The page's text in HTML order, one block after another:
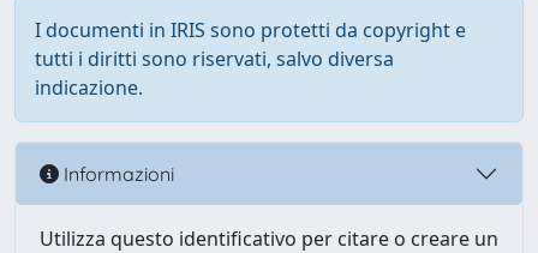
I documenti in IRIS sono protetti da copyright e
tutti i diritti sono riservati, salvo diversa
indicazione.
Informazioni
Utilizza questo identificativo per citare o creare un